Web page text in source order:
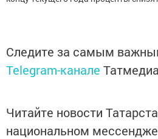
Следите за самым
Telegram-канале Татмедиа
Читайте новости
национальном